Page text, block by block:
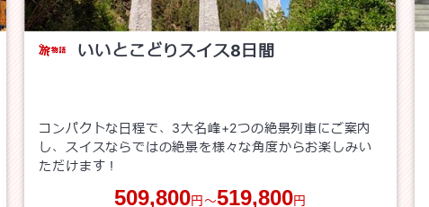
いいとこどりスイス8日間
コンパクトな日程で、3大名峰+2つの絶景列車にご案内
し、スイスならではの絶景を様々な角度からお楽しみい
ただけます！
509,800円～519,800円